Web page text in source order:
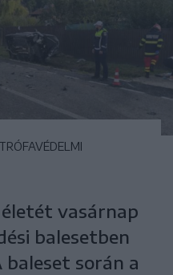
vasárnap
balesetben
baleset során a